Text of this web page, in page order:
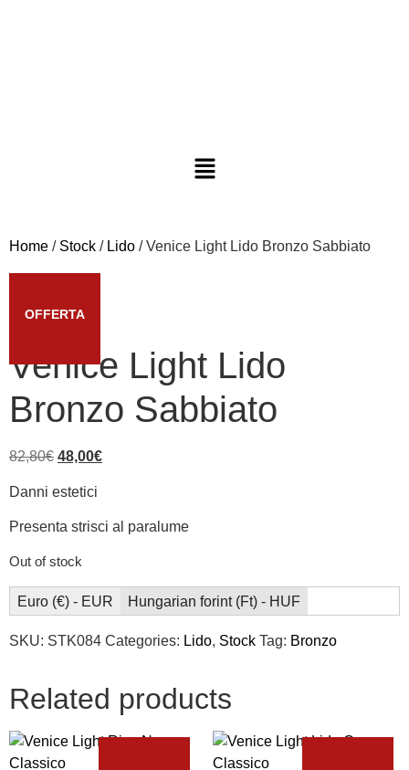
Home / Stock / Lido / Venice Light Lido Bronzo Sabbiato
OFFERTA
Venice Light Lido
Bronzo Sabbiato
82,80€ 48,00€
Danni estetici
Presenta strisci al paralume
Out of stock
Euro (€) - EUR Hungarian forint (Ft) - HUF
SKU: STK084 Categories: Lido, Stock Tag: Bronzo
Related products